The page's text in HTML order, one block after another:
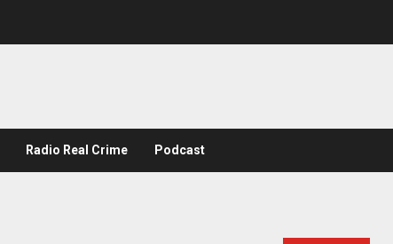
Radio Real Crime Podcast